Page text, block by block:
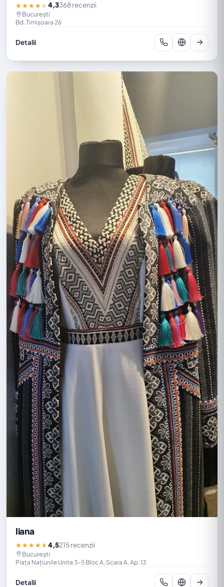
★★★★★4,3368 recenzii
București
Bd. Timișoara 26
Detalii
Iiana
★★★★★4,5215 recenzii
București
Piața Națiunile Unite 3-5 Bloc A, Scara A, Ap. 13
Detalii